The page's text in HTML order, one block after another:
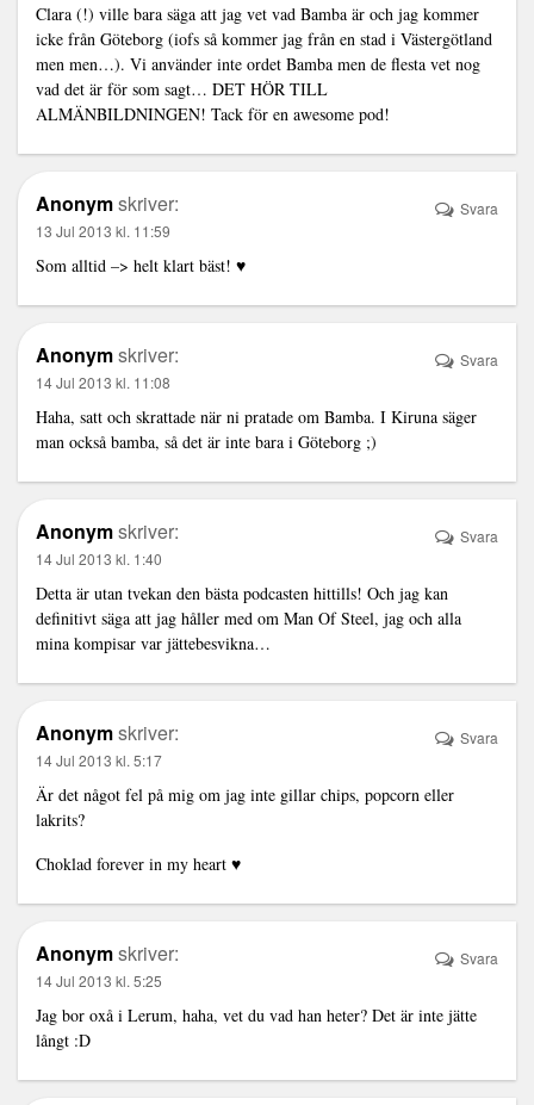
Clara (!) ville bara säga att jag vet vad Bamba är och jag kommer
icke från Göteborg (iofs så kommer jag från en stad i Västergötland
men men…). Vi använder inte ordet Bamba men de flesta vet nog
vad det är för som sagt… DET HÖR TILL
ALMÄNBILDNINGEN! Tack för en awesome pod!
Anonymskriver:
13 Jul 2013 kl. 11:59
Som alltid –> helt klart bäst! ♥
Svara
Anonymskriver:
14 Jul 2013 kl. 11:08
Haha, satt och skrattade när ni pratade om Bamba. I Kiruna säger
man också bamba, så det är inte bara i Göteborg ;)
Svara
Anonymskriver:
14 Jul 2013 kl. 1:40
Detta är utan tvekan den bästa podcasten hittills! Och jag kan
definitivt säga att jag håller med om Man Of Steel, jag och alla
mina kompisar var jättebesvikna…
Svara
Anonymskriver:
14 Jul 2013 kl. 5:17
Är det något fel på mig om jag inte gillar chips, popcorn eller
lakrits?
Choklad forever in my heart ♥
Svara
Anonymskriver:
14 Jul 2013 kl. 5:25
Jag bor oxå i Lerum, haha, vet du vad han heter? Det är inte jätte
långt :D
Svara